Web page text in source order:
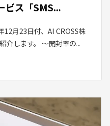
ビス「SMS...
12月23日付、AI CROSS株
介します。 ～開封率の...